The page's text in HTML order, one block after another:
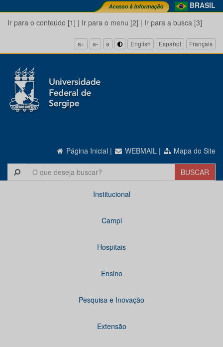
BRASIL
Ir para o conteúdo [1] | Ir para o menu [2] | Ir para a busca [3]
a+ a- a English Español Français
Página Inicial | WEBMAIL | Mapa do Site
Institucional
Campi
Hospitais
Ensino
Pesquisa e Inovação
Extensão